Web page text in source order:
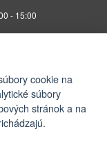
- 15:00
cookie na
súbory
stránok a na